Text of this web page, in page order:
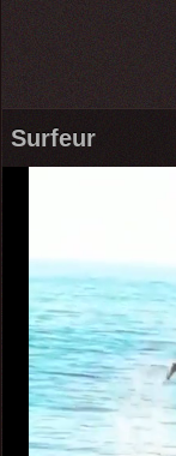
Surfeur